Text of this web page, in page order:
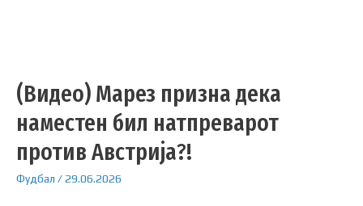
(Видео) Марез призна дека
наместен бил натпреварот
против Австрија?!
Фудбал /29.06.2026